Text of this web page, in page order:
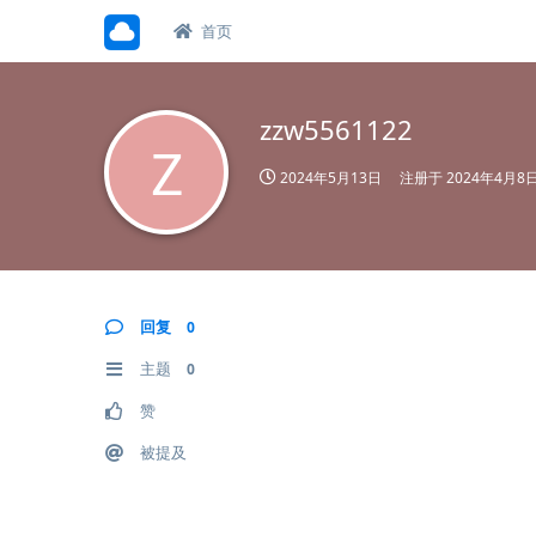
首页
Z
zzw5561122
2024年5月13日 注册于2024年4月8日
回复 0
主题 0
赞
被提及